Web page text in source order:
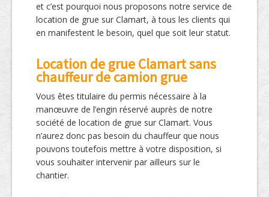
et c’est pourquoi nous proposons notre service de
location de grue sur Clamart, à tous les clients qui
en manifestent le besoin, quel que soit leur statut.
Location de grue Clamart sans
chauffeur de camion grue
Vous êtes titulaire du permis nécessaire à la
manœuvre de l’engin réservé auprès de notre
société de location de grue sur Clamart. Vous
n’aurez donc pas besoin du chauffeur que nous
pouvons toutefois mettre à votre disposition, si
vous souhaiter intervenir par ailleurs sur le
chantier.